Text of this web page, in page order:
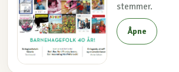
stemmer.
Åpne